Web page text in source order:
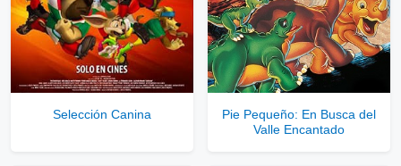
Selección Canina
Pie Pequeño: En Busca del
Valle Encantado